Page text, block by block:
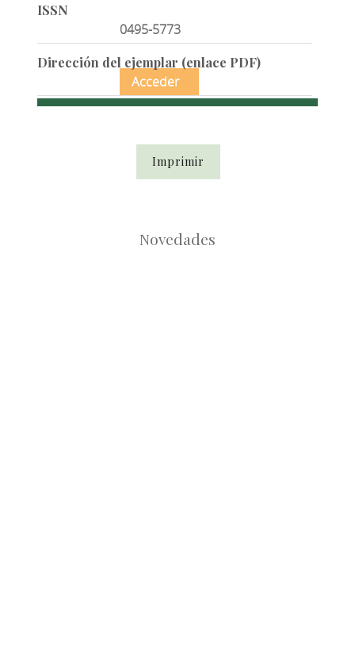
ISSN
0495-5773
Dirección del ejemplar (enlace PDF)
Acceder
Imprimir
Novedades